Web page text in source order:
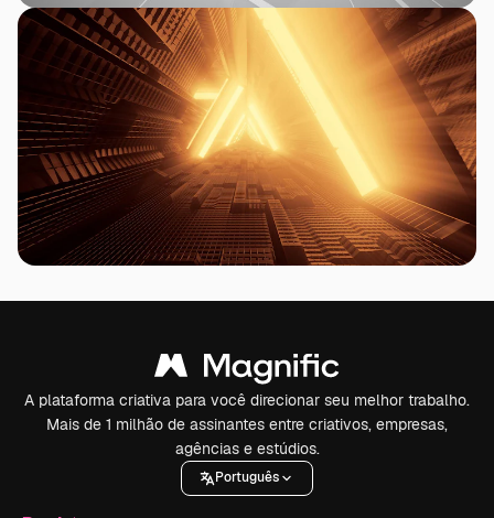
A plataforma criativa para você direcionar seu melhor trabalho.
Mais de 1 milhão de assinantes entre criativos, empresas,
agências e estúdios.
Português